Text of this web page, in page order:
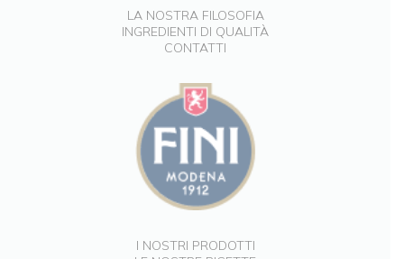
LA NOSTRA FILOSOFIA
INGREDIENTI DI QUALITÀ
CONTATTI
I NOSTRI PRODOTTI